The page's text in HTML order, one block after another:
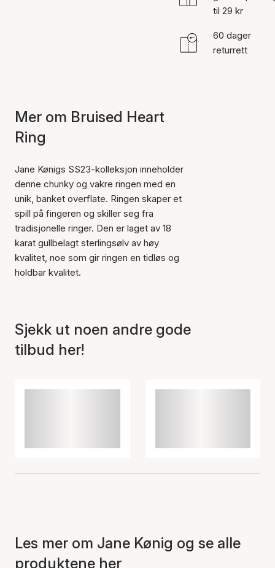
til 29 kr
60 dager
returrett
Mer om Bruised Heart
Ring
Jane Kønigs SS23-kolleksjon inneholder
denne chunky og vakre ringen med en
unik, banket overflate. Ringen skaper et
spill på fingeren og skiller seg fra
tradisjonelle ringer. Den er laget av 18
karat gullbelagt sterlingsølv av høy
kvalitet, noe som gir ringen en tidløs og
holdbar kvalitet.
Sjekk ut noen andre gode
tilbud her!
Les mer om Jane Kønig og se alle
produktene her